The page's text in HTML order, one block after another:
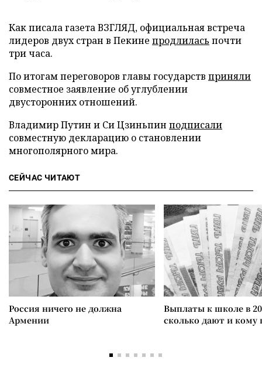
Как писала газета ВЗГЛЯД, официальная встреча
лидеров двух стран в Пекине продлилась почти
три часа.
По итогам переговоров главы государств приняли
совместное заявление об углублении
двусторонних отношений.
Владимир Путин и Си Цзиньпин подписали
совместную декларацию о становлении
многополярного мира.
СЕЙЧАС ЧИТАЮТ
Россия ничего не должна
Армении
Выплаты к школе в
сколько дают и